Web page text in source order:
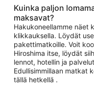
Kuinka paljon
maksavat?
Hakukoneellamme näet
klikkauksella. Löydät
pakettimatkoille. Voit
Hiroshima itse, löydät
lennot, hotellin ja
Edullisimmillaan matkat
tällä hetkellä .